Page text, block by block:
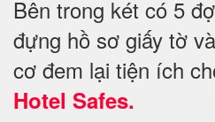
Bên trong két có 5
đựng hồ sơ giấy tờ
cơ đem lại tiện ích
Hotel Safes.